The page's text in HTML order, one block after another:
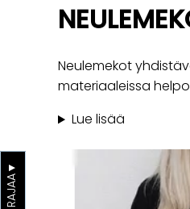
Neulemekot
materiaaleissa
Lue lisää
RAJAA
▼